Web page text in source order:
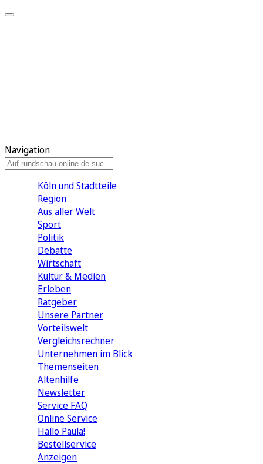
Navigation
Köln und Stadtteile
Region
Aus aller Welt
Sport
Politik
Debatte
Wirtschaft
Kultur & Medien
Erleben
Ratgeber
Unsere Partner
Vorteilswelt
Vergleichsrechner
Unternehmen im Blick
Themenseiten
Altenhilfe
Newsletter
Service FAQ
Online Service
Hallo Paula!
Bestellservice
Anzeigen